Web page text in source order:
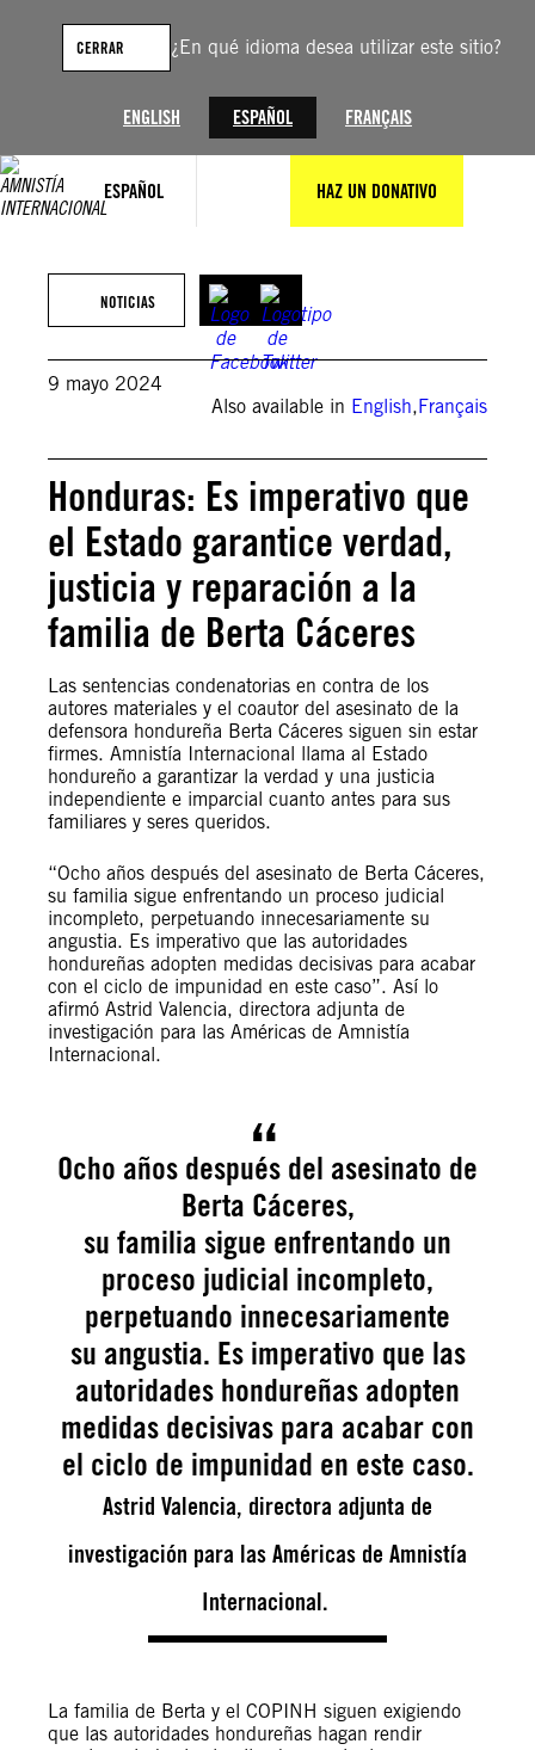
¿En qué idioma desea utilizar este sitio?
ENGLISH ESPAÑOL FRANÇAIS
CERRAR
ESPAÑOL HAZ UN DONATIVO
contenido
NOTICIAS
9 mayo 2024
Also available in English,Français
Honduras: Es imperativo que
el Estado garantice verdad,
justicia y reparación a la
familia de Berta Cáceres
Las sentencias condenatorias en contra de los
autores materiales y el coautor del asesinato de la
defensora hondureña Berta Cáceres siguen sin estar
firmes. Amnistía Internacional llama al Estado
hondureño a garantizar la verdad y una justicia
independiente e imparcial cuanto antes para sus
familiares y seres queridos.
“Ocho años después del asesinato de Berta Cáceres,
su familia sigue enfrentando un proceso judicial
incompleto, perpetuando innecesariamente su
angustia. Es imperativo que las autoridades
hondureñas adopten medidas decisivas para acabar
con el ciclo de impunidad en este caso”. Así lo
afirmó Astrid Valencia, directora adjunta de
investigación para las Américas de Amnistía
Internacional.
Ocho años después del asesinato de
Berta Cáceres,
su familia sigue enfrentando un
proceso judicial incompleto,
perpetuando innecesariamente
su angustia. Es imperativo que las
autoridades hondureñas adopten
medidas decisivas para acabar con
el ciclo de impunidad en este caso.
Astrid Valencia, directora adjunta de
investigación para las Américas de Amnistía
Internacional.
La familia de Berta y el COPINH siguen exigiendo
que las autoridades hondureñas hagan rendir